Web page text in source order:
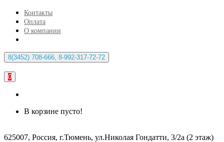
Контакты
Оплата
О компании
8(3452) 708-666, 8-992-317-72-72
0
В корзине пусто!
625007, Россия, г.Тюмень, ул.Николая Гондатти, 3/2а (2 этаж)